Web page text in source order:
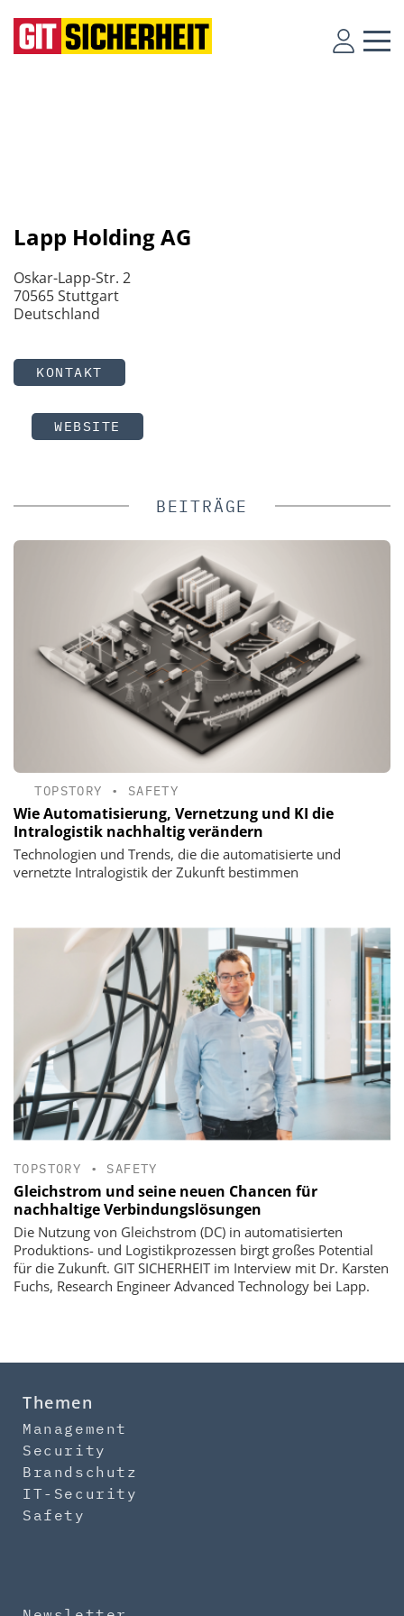
Lapp Holding AG
Oskar-Lapp-Str. 2
70565 Stuttgart
Deutschland
KONTAKT
WEBSITE
BEITRÄGE
TOPSTORY • SAFETY
Wie Automatisierung, Vernetzung und KI die
Intralogistik nachhaltig verändern
Technologien und Trends, die die automatisierte und
vernetzte Intralogistik der Zukunft bestimmen
TOPSTORY • SAFETY
Gleichstrom und seine neuen Chancen für
nachhaltige Verbindungslösungen
Die Nutzung von Gleichstrom (DC) in automatisierten
Produktions- und Logistikprozessen birgt großes Potential
für die Zukunft. GIT SICHERHEIT im Interview mit Dr. Karsten
Fuchs, Research Engineer Advanced Technology bei Lapp.
Themen
Management
Security
Brandschutz
IT-Security
Safety